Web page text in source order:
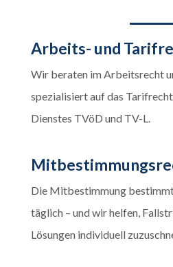
Arbeits- und
Wir beraten im Arbeitsrecht
spezialisiert auf das
Dienstes TVöD und TV-L.
Die Mitbestimmung
täglich – und wir helfen,
Lösungen individuell